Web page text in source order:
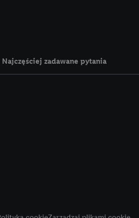
Najczęściej zadawane pytania
jednym z wyżej
możemy
rozpoznać
W tym celu
adres e-
adresu IP. Jeśli
użyciu adresu IP i
usług Lidl. W
Zgodę na
celów marketingu